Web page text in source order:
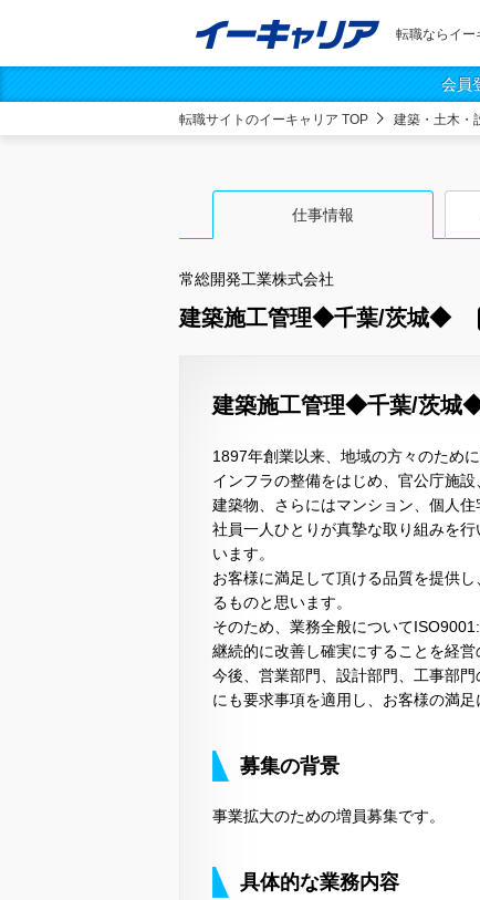
転職ならイー
会員
転職サイトのイーキャリア TOP 建築・土木・
仕事情報
常総開発工業株式会社
建築施工管理◆千葉/茨城◆
建築施工管理◆千葉/茨城
1897年創業以来、地域の方々のため
インフラの整備をはじめ、官公庁施
建築物、さらにはマンション、個人
社員一人ひとりが真摯な取り組みを
います。
お客様に満足して頂ける品質を提供
るものと思います。
そのため、業務全般について
継続的に改善し確実にすることを経営
今後、営業部門、設計部門、工事部
にも要求事項を適用し、お客様の満
募集の背景
事業拡大のための増員募集です。
具体的な業務内容